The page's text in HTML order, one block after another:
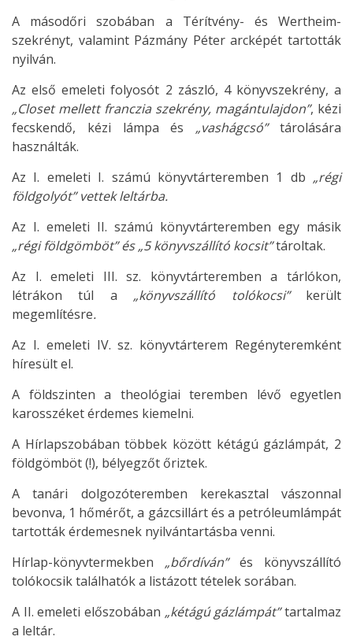
A másodőri szobában a Térítvény- és Wertheim-
szekrényt, valamint Pázmány Péter arcképét tartották
nyilván.
Az első emeleti folyosót 2 zászló, 4 könyvszekrény, a
„Closet mellett franczia szekrény, magántulajdon”, kézi
fecskendő, kézi lámpa és „vashágcsó”tárolására
használták.
Az I. emeleti I. számú könyvtárteremben 1 db „régi
földgolyót” vettek leltárba.
Az I. emeleti II. számú könyvtárteremben egy másik
„régi földgömböt” és „5 könyvszállító kocsit”tároltak.
Az I. emeleti III. sz. könyvtárteremben a tárlókon,
létrákon túl a „könyvszállító tolókocsi” került
megemlítésre.
Az I. emeleti IV. sz. könyvtárterem Regényteremként
híresült el.
A földszinten a theológiai teremben lévő egyetlen
karosszéket érdemes kiemelni.
A Hírlapszobában többek között kétágú gázlámpát, 2
földgömböt (!), bélyegzőt őriztek.
A tanári dolgozóteremben kerekasztal vászonnal
bevonva, 1 hőmérőt, a gázcsillárt és a petróleumlámpát
tartották érdemesnek nyilvántartásba venni.
Hírlap-könyvtermekben „bőrdíván”és könyvszállító
tolókocsik találhatók a listázott tételek sorában.
A II. emeleti előszobában „kétágú gázlámpát”tartalmaz
a leltár.